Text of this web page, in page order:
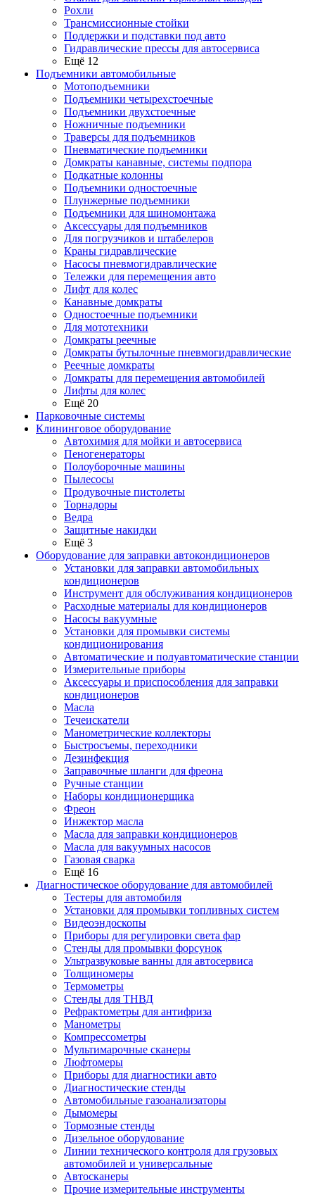
Рохли
Трансмиссионные стойки
Поддержки и подставки под авто
Гидравлические прессы для автосервиса
Ещё 12
Подъемники автомобильные
Мотоподъемники
Подъемники четырехстоечные
Подъемники двухстоечные
Ножничные подъемники
Траверсы для подъемников
Пневматические подъемники
Домкраты канавные, системы подпора
Подкатные колонны
Подъемники одностоечные
Плунжерные подъемники
Подъемники для шиномонтажа
Аксессуары для подъемников
Для погрузчиков и штабелеров
Краны гидравлические
Насосы пневмогидравлические
Тележки для перемещения авто
Лифт для колес
Канавные домкраты
Одностоечные подъемники
Для мототехники
Домкраты реечные
Домкраты бутылочные пневмогидравлические
Реечные домкраты
Домкраты для перемещения автомобилей
Лифты для колес
Ещё 20
Парковочные системы
Клининговое оборудование
Автохимия для мойки и автосервиса
Пеногенераторы
Полоуборочные машины
Пылесосы
Продувочные пистолеты
Торнадоры
Ведра
Защитные накидки
Ещё 3
Оборудование для заправки автокондиционеров
Установки для заправки автомобильных
кондиционеров
Инструмент для обслуживания кондиционеров
Расходные материалы для кондиционеров
Насосы вакуумные
Установки для промывки системы
кондиционирования
Автоматические и полуавтоматические станции
Измерительные приборы
Аксессуары и приспособления для заправки
кондиционеров
Масла
Течеискатели
Манометрические коллекторы
Быстросъемы, переходники
Дезинфекция
Заправочные шланги для фреона
Ручные станции
Наборы кондиционерщика
Фреон
Инжектор масла
Масла для заправки кондиционеров
Масла для вакуумных насосов
Газовая сварка
Ещё 16
Диагностическое оборудование для автомобилей
Тестеры для автомобиля
Установки для промывки топливных систем
Видеоэндоскопы
Приборы для регулировки света фар
Стенды для промывки форсунок
Ультразвуковые ванны для автосервиса
Толщиномеры
Термометры
Стенды для ТНВД
Рефрактометры для антифриза
Манометры
Компрессометры
Мультимарочные сканеры
Люфтомеры
Приборы для диагностики авто
Диагностические стенды
Автомобильные газоанализаторы
Дымомеры
Тормозные стенды
Дизельное оборудование
Линии технического контроля для грузовых
автомобилей и универсальные
Автосканеры
Прочие измерительные инструменты